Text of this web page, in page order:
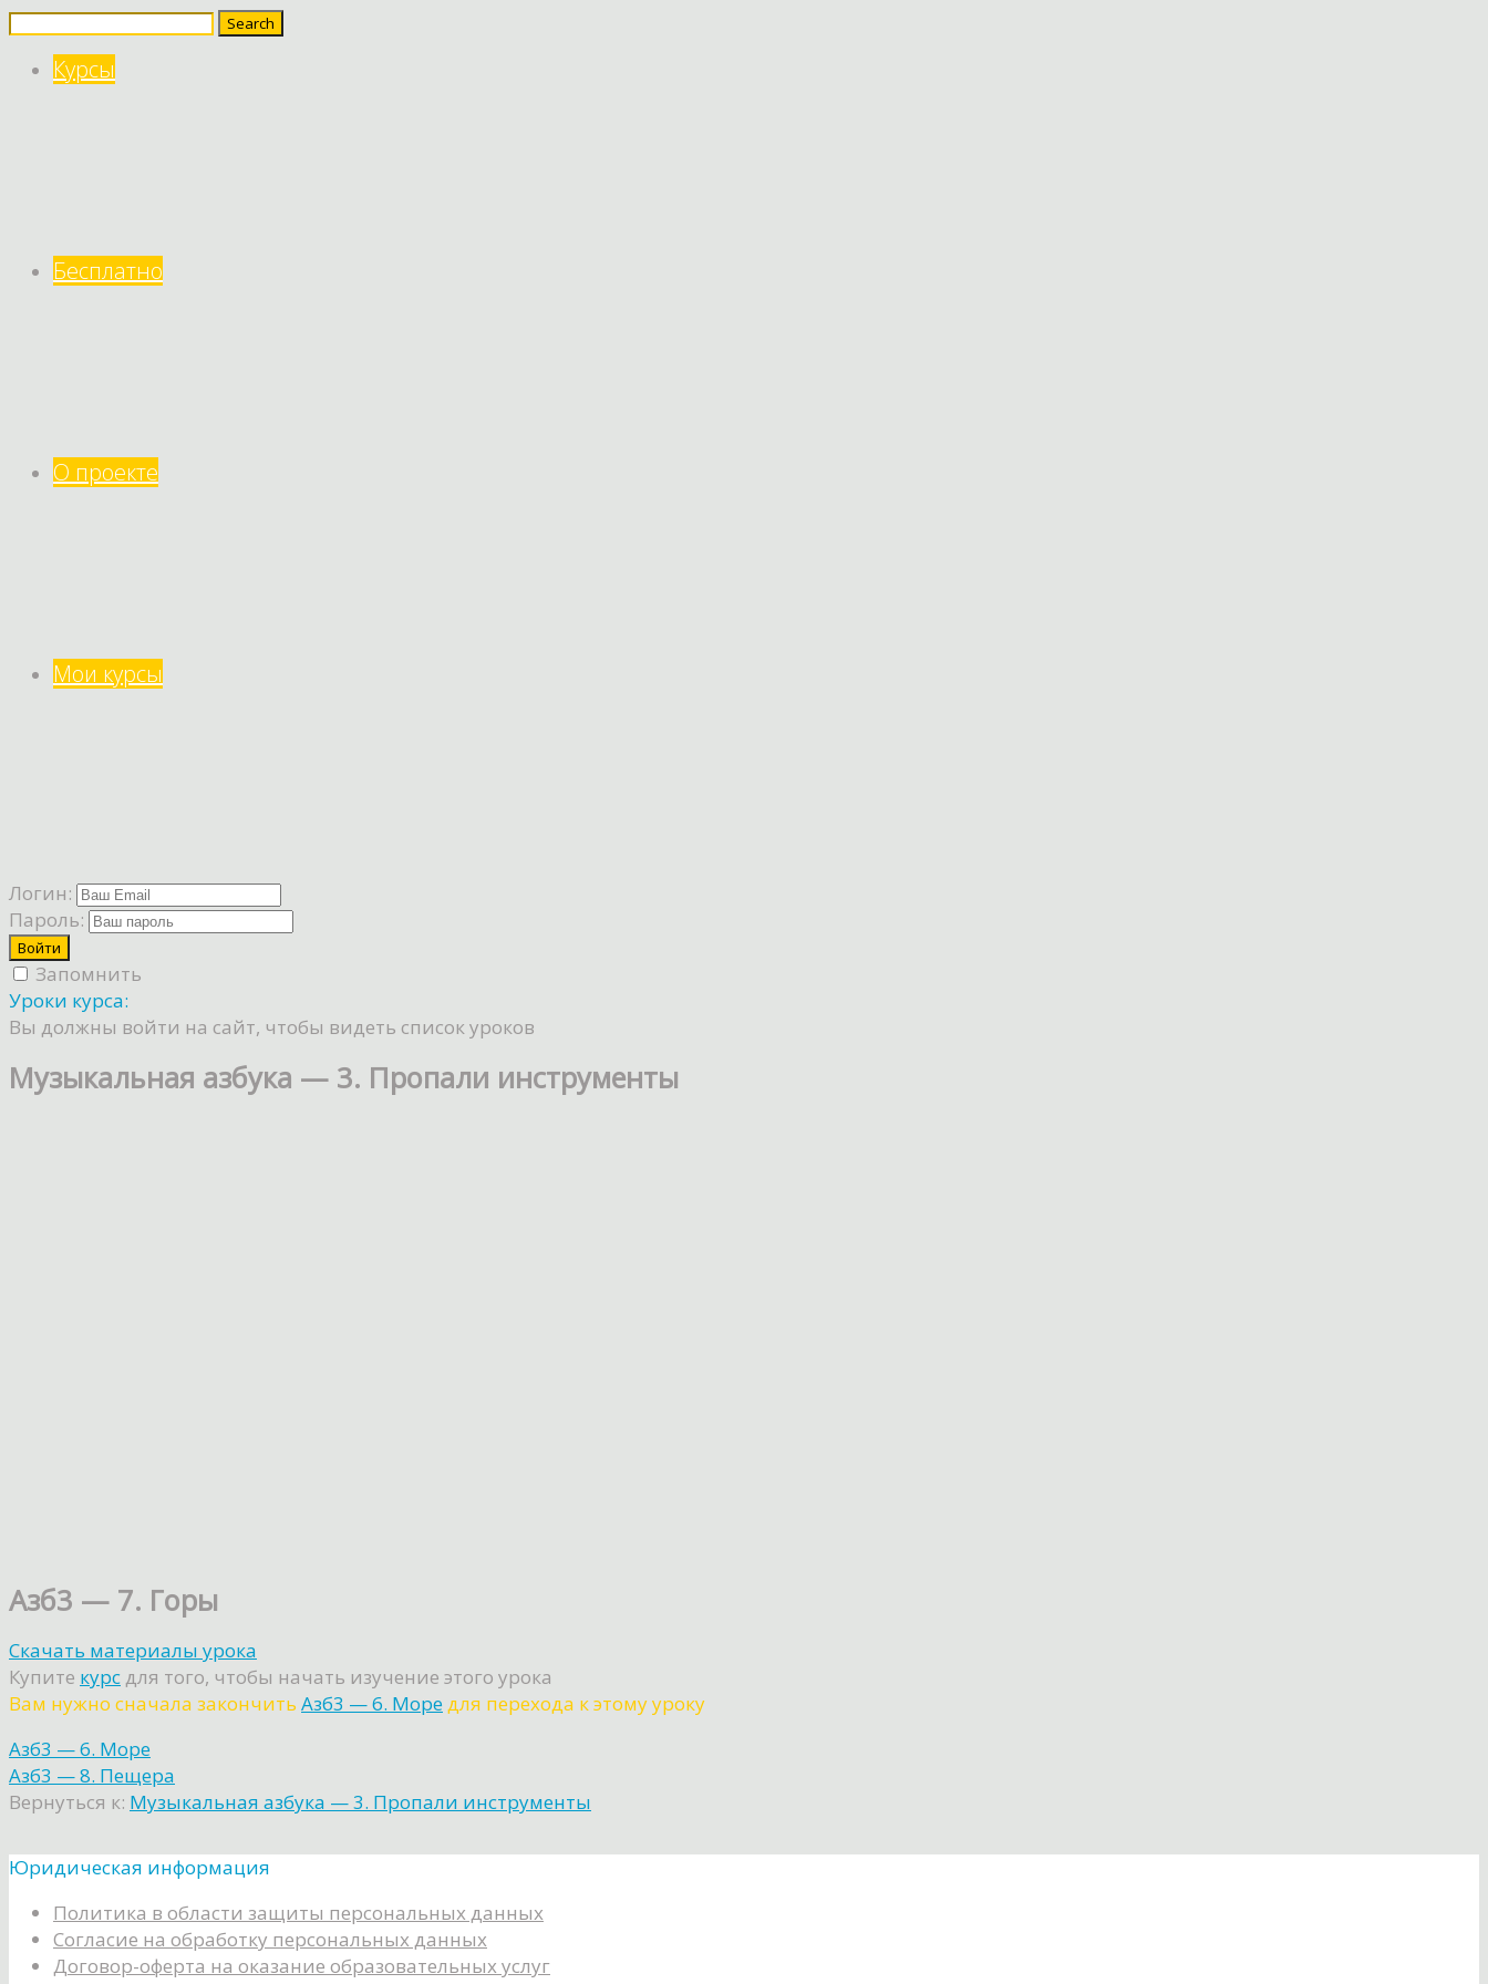
Search
Курсы
Бесплатно
О проекте
Мои курсы
Логин:
Пароль:
Запомнить
Уроки курса:
Вы должны войти на сайт, чтобы видеть список уроков
Музыкальная азбука — 3. Пропали инструменты
Азб3 — 7. Горы
Скачать материалы урока
Купите курс для того, чтобы начать изучение этого урока
Вам нужно сначала закончить Азб3 — 6. Моредля перехода к этому уроку
Азб3 — 6. Море
Азб3 — 8. Пещера
Вернуться к: Музыкальная азбука — 3. Пропали инструменты
Юридическая информация
Политика в области защиты персональных данных
Согласие на обработку персональных данных
Договор-оферта на оказание образовательных услуг